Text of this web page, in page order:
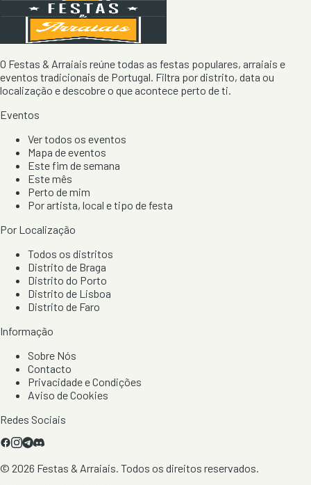
O Festas & Arraiais reúne todas as festas populares, arraiais e
eventos tradicionais de Portugal. Filtra por distrito, data ou
localização e descobre o que acontece perto de ti.
Eventos
Ver todos os eventos
Mapa de eventos
Este fim de semana
Este mês
Perto de mim
Por artista, local e tipo de festa
Por Localização
Todos os distritos
Distrito de Braga
Distrito do Porto
Distrito de Lisboa
Distrito de Faro
Informação
Sobre Nós
Contacto
Privacidade e Condições
Aviso de Cookies
Redes Sociais
© 2026 Festas & Arraiais. Todos os direitos reservados.